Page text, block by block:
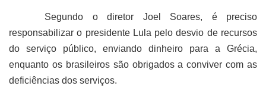
Segundo o diretor Joel Soares, é preciso
responsabilizar o presidente Lula pelo desvio de recursos
do serviço público, enviando dinheiro para a Grécia,
enquanto os brasileiros são obrigados a conviver com as
deficiências dos serviços.